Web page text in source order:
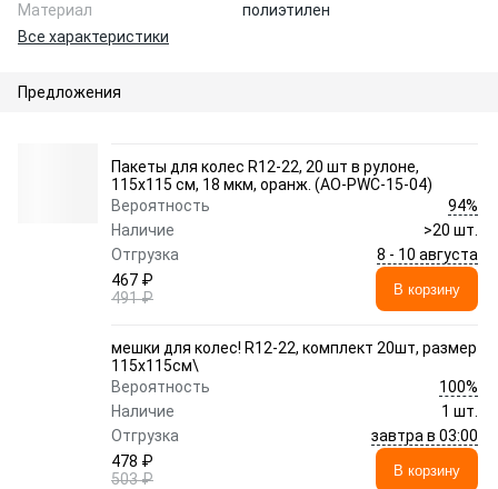
Материал
полиэтилен
Все характеристики
Предложения
Пакеты для колес R12-22, 20 шт в рулоне,
115х115 см, 18 мкм, оранж. (AO-PWC-15-04)
Вероятность
94%
Наличие
>20 шт.
Отгрузка
8 - 10 августа
467 ₽
491 ₽
В корзину
мешки для колес! R12-22, комплект 20шт, размер
115х115см\
Вероятность
100%
Наличие
1 шт.
Отгрузка
завтра в 03:00
478 ₽
503 ₽
В корзину